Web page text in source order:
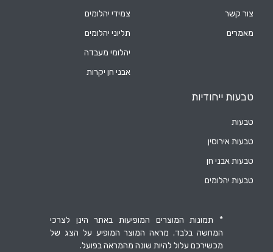
צור קשר
מאמרים
צמידי יהלומים
תליוני יהלומים
יהלומי מעבדה
אבני חן יקרות
טבעות ייחודיות
טבעות
טבעות אירוסין
טבעות אבני חן
טבעות יהלומים
* תמונות המוצרים המופיעות באתר הינן לצרכי
המחשה בלבד. מראה המוצר המופיע על הצג של
מכשירכם עלול להיות שונה מהמראה בפועל.